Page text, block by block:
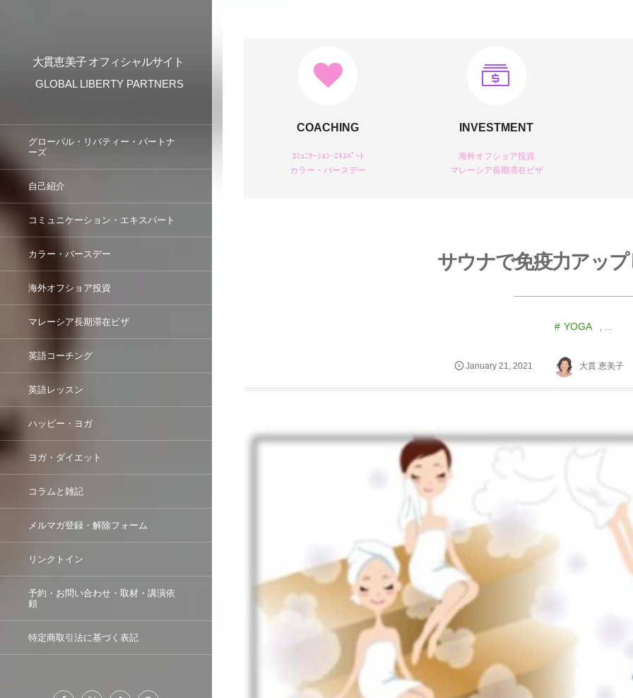
大貫恵美子 オフィシャルサイト
GLOBAL LIBERTY PARTNERS
グローバル・リバティー・パートナ
ーズ
自己紹介
コミュニケーション・エキスパート
カラー・バースデー
海外オフショア投資
マレーシア長期滞在ビザ
英語コーチング
英語レッスン
ハッピー・ヨガ
ヨガ・ダイエット
コラムと雑記
メルマガ登録・解除フォーム
リンクトイン
予約・お問い合わせ・取材・講演依
頼
特定商取引法に基づく表記
COACHING
ｺﾐｭﾆｹｰｼｮﾝ･ｴｷｽﾊﾟｰﾄ
カラー・バースデー
INVESTMENT
海外オフショア投資
マレーシア長期滞在ビザ
サウナで免疫力アッ
YOGA
January 21 2021 大貫 恵美子